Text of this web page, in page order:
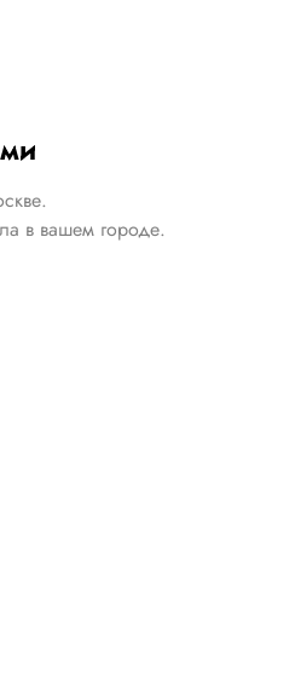
в вашем городе.